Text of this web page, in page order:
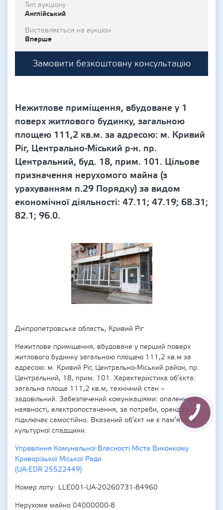
Тип аукціону
Англійський
Виставляється на аукціон
Вперше
Замовити безкоштовну консультацію
Нежитлове приміщення, вбудоване у 1
поверх житлового будинку, загальною
площею 111,2 кв.м. за адресою: м. Кривий
Ріг, Центрально-Міський р-н. пр.
Центральний, буд. 18, прим. 101. Цільове
призначення нерухомого майна (з
урахуванням п.29 Порядку) за видом
економічної діяльності: 47.11; 47.19; 68.31;
82.1; 96.0.
Дніпропетровська область, Кривий Ріг
Нежитлове приміщення, вбудоване у перший поверх
житлового будинку загальною площею 111,2 кв.м за
адресою: м. Кривий Ріг, Центрально-Міський район, пр.
Центральний, 18, прим. 101. Характеристика об’єкта:
загальна площа 111,2 кв.м, технічний стан –
задовільний. Забезпечений комунікаціями: опалення в
наявності, електропостачання, за потреби, орендар
підключає самостійно. Вказаний об’єкт не є пам’яткою
культурної спадщини.
Управління Комунальної Власності Міста Виконкому
Криворізької Міської Ради
(UA-EDR 25522449)
Номер лоту
LLE001-UA-20260731-84960
Нерухоме майно 04000000-8